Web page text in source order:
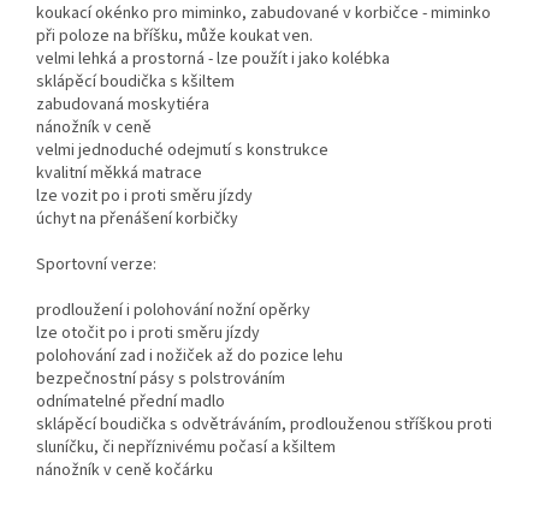
koukací okénko pro miminko, zabudované v korbičce - miminko
při poloze na bříšku, může koukat ven.
velmi lehká a prostorná - lze použít i jako kolébka
sklápěcí boudička s kšiltem
zabudovaná moskytiéra
nánožník v ceně
velmi jednoduché odejmutí s konstrukce
kvalitní měkká matrace
lze vozit po i proti směru jízdy
úchyt na přenášení korbičky
Sportovní verze:
prodloužení i polohování nožní opěrky
lze otočit po i proti směru jízdy
polohování zad i nožiček až do pozice lehu
bezpečnostní pásy s polstrováním
odnímatelné přední madlo
sklápěcí boudička s odvětráváním, prodlouženou stříškou proti
sluníčku, či nepříznivému počasí a kšiltem
nánožník v ceně kočárku